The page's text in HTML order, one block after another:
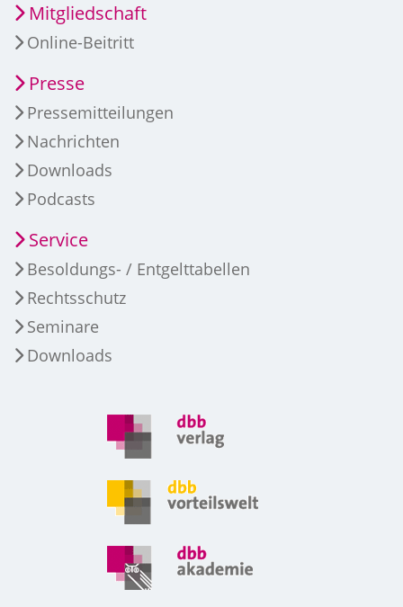
Mitgliedschaft
Online-Beitritt
Presse
Pressemitteilungen
Nachrichten
Downloads
Podcasts
Service
Besoldungs- / Entgelttabellen
Rechtsschutz
Seminare
Downloads